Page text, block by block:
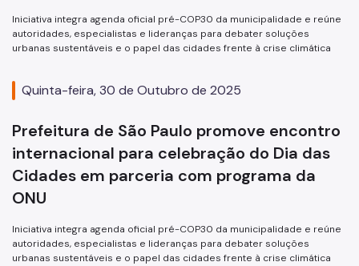
Iniciativa integra agenda oficial pré-COP30 da municipalidade e reúne
autoridades, especialistas e lideranças para debater soluções
urbanas sustentáveis e o papel das cidades frente à crise climática
Quinta-feira, 30 de Outubro de 2025
Prefeitura de São Paulo promove encontro
internacional para celebração do Dia das
Cidades em parceria com programa da
ONU
Iniciativa integra agenda oficial pré-COP30 da municipalidade e reúne
autoridades, especialistas e lideranças para debater soluções
urbanas sustentáveis e o papel das cidades frente à crise climática